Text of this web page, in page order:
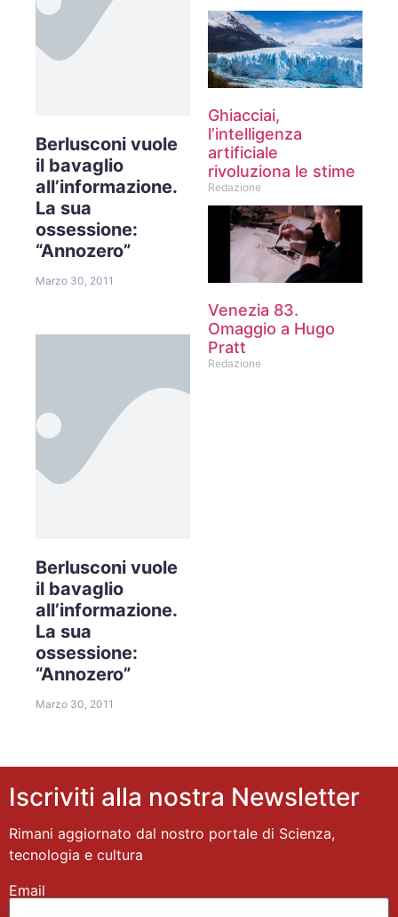
Berlusconi vuole
il bavaglio
all’informazione.
La sua
ossessione:
“Annozero”
Marzo 30, 2011
Berlusconi vuole
il bavaglio
all’informazione.
La sua
ossessione:
“Annozero”
Marzo 30, 2011
Ghiacciai,
l’intelligenza
artificiale
rivoluziona le stime
Redazione
Venezia 83.
Omaggio a Hugo
Pratt
Redazione
Iscriviti alla nostra Newsletter
Rimani aggiornato dal nostro portale di Scienza,
tecnologia e cultura
Email